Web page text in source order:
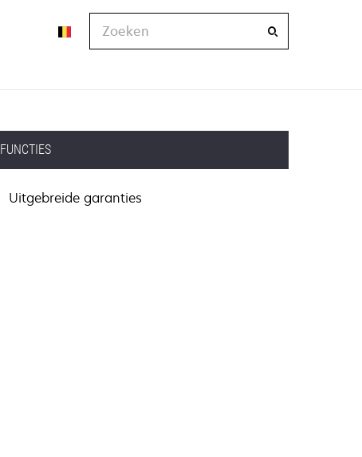
Zoeken
FUNCTIES
Uitgebreide garanties